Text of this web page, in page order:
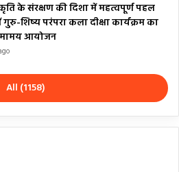
के संरक्षण की दिशा में महत्वपूर्ण पहल
शिष्य परंपरा कला दीक्षा कार्यक्रम का
आयोजन
All (1158)